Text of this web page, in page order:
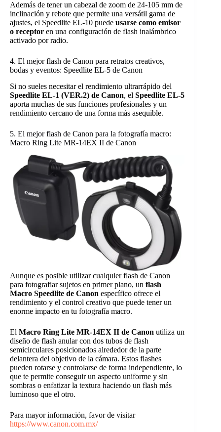
Además de tener un cabezal de zoom de 24-105 mm de
inclinación y rebote que permite una versátil gama de
ajustes, el Speedlite EL-10 puede usarse como emisor
o receptor en una configuración de flash inalámbrico
activado por radio.
4. El mejor flash de Canon para retratos creativos,
bodas y eventos: Speedlite EL-5 de Canon
Si no sueles necesitar el rendimiento ultrarrápido del
Speedlite EL-1 (VER.2) de Canon, el Speedlite EL-5
aporta muchas de sus funciones profesionales y un
rendimiento cercano de una forma más asequible.
5. El mejor flash de Canon para la fotografía macro:
Macro Ring Lite MR-14EX II de Canon
Aunque es posible utilizar cualquier flash de Canon
para fotografiar sujetos en primer plano, un flash
Macro Speedlite de Canon específico ofrece el
rendimiento y el control creativo que puede tener un
enorme impacto en tu fotografía macro.
El Macro Ring Lite MR-14EX II de Canon utiliza un
diseño de flash anular con dos tubos de flash
semicirculares posicionados alrededor de la parte
delantera del objetivo de la cámara. Estos flashes
pueden rotarse y controlarse de forma independiente, lo
que te permite conseguir un aspecto uniforme y sin
sombras o enfatizar la textura haciendo un flash más
luminoso que el otro.
Para mayor información, favor de visitar
https://www.canon.com.mx/